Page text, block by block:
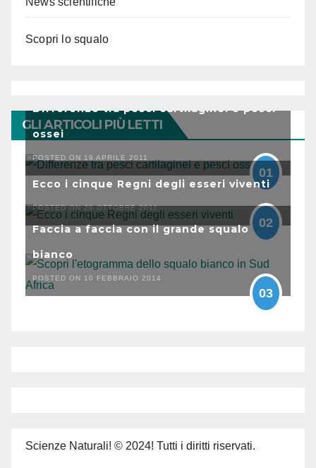
Scopri lo squalo
GLI ARTICOLI PIÙ LETTI
Differenze tra pesci cartilaginei e pesci
ossei
POSTED ON 19 APRILE 2011
01
Ecco i cinque Regni degli esseri viventi
POSTED ON 29 OTTOBRE 2011
02
Faccia a faccia con il grande squalo
bianco
POSTED ON 10 FEBBRAIO 2014
03
Scienze Naturali! © 2024! Tutti i diritti riservati.